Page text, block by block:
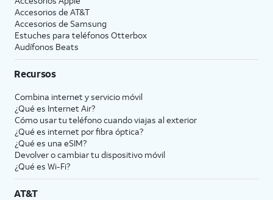
Accesorios de AT&T
Accesorios de Samsung
Estuches para teléfonos Otterbox
Audífonos Beats
Recursos
Combina internet y servicio móvil
¿Qué es Internet Air?
Cómo usar tu teléfono cuando viajas al exterior
¿Qué es internet por fibra óptica?
¿Qué es una eSIM?
Devolver o cambiar tu dispositivo móvil
¿Qué es Wi-Fi?
AT&T